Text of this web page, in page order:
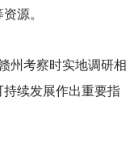
源。
州考察时实地调研相
续发展作出重要指